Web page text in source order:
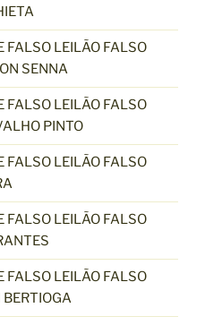
LEILÃO FALSO
SENNA
LEILÃO FALSO
PINTO
LEILÃO FALSO
LEILÃO FALSO
LEILÃO FALSO
BERTIOGA